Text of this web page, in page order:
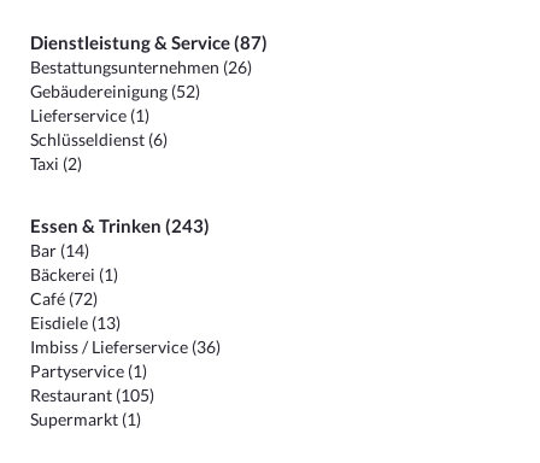
Dienstleistung & Service (87)
Bestattungsunternehmen (26)
Gebäudereinigung (52)
Lieferservice (1)
Schlüsseldienst (6)
Taxi (2)
Essen & Trinken (243)
Bar (14)
Bäckerei (1)
Café (72)
Eisdiele (13)
Imbiss / Lieferservice (36)
Partyservice (1)
Restaurant (105)
Supermarkt (1)